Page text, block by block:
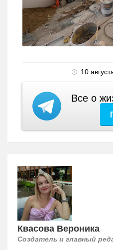
10
Все о
Квасова Вероника
Создатель и главный